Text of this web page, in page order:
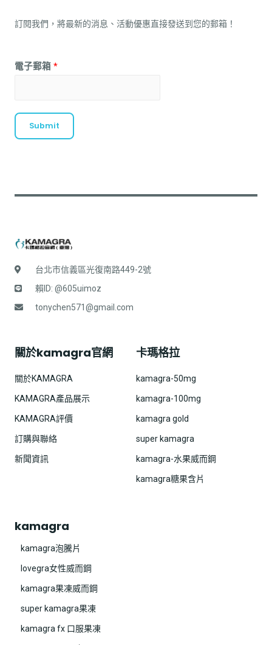
訂閱我們，將最新的消息、活動優惠直接發送到您的郵箱！
電子郵箱 *
Submit
台北市信義區光復南路449-2號
賴ID: @605uimoz
tonychen571@gmail.com
關於kamagra官網
關於KAMAGRA
KAMAGRA產品展示
KAMAGRA評價
訂購與聯絡
新聞資訊
卡瑪格拉
kamagra-50mg
kamagra-100mg
kamagra gold
super kamagra
kamagra-水果威而鋼
kamagra糖果含片
kamagra
kamagra泡騰片
lovegra女性威而鋼
kamagra果凍威而鋼
super kamagra果凍
kamagra fx 口服果凍